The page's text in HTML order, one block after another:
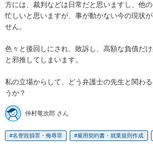
方には、裁判などは日常だと思いますし、他
忙しいと思いますが、事が動かない今の現状
せん。
色々と後回しにされ、敗訴し、高額な負債だ
と邪推してしまいます。
私の立場からして、どう弁護士の先生と関わ
うか？
仲村竜次郎 さん
名誉毀損罪・侮辱罪 雇用契約書・就業規則作成